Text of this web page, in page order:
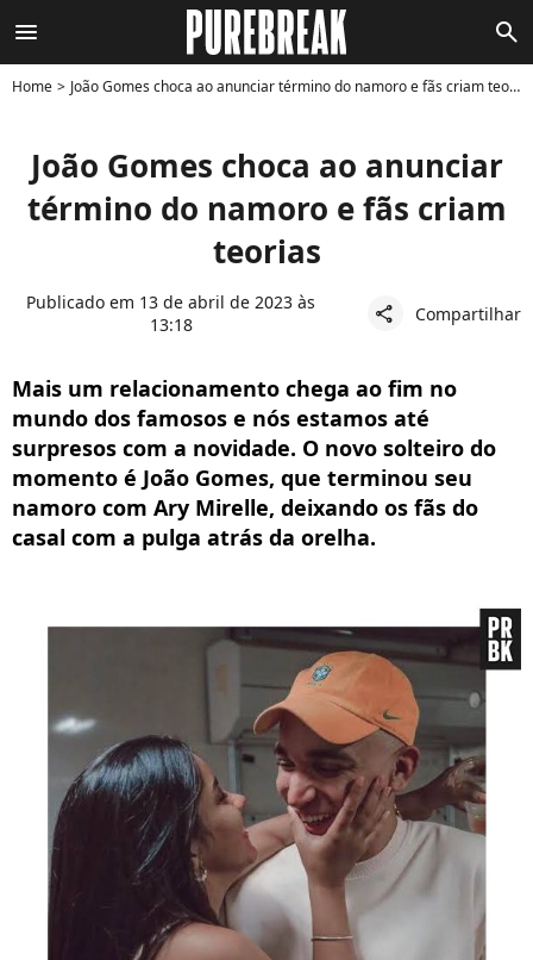
menu search
Home João Gomes choca ao anunciar término do namoro e fãs criam teorias
João Gomes choca ao anunciar
término do namoro e fãs criam
teorias
Publicado em 13 de abril de 2023 às
13:18
share Compartilhar
Mais um relacionamento chega ao fim no
mundo dos famosos e nós estamos até
surpresos com a novidade. O novo solteiro do
momento é João Gomes, que terminou seu
namoro com Ary Mirelle, deixando os fãs do
casal com a pulga atrás da orelha.